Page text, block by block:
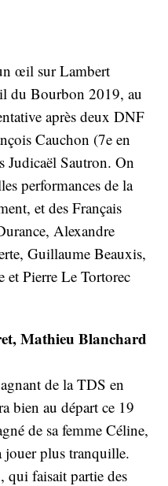
œil sur Lambert
du Bourbon 2019, au
après deux DNF
Cauchon (7e en
Judicaël Sautron. On
performances de la
et des Français
Alexandre
Guillaume Beauxis,
et Pierre Le Tortorec
Mathieu Blanchard
de la TDS en
bien au départ ce 19
de sa femme Céline,
plus tranquille.
qui faisait partie des